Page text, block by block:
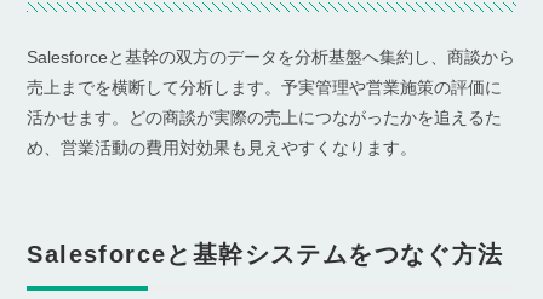
Salesforceと基幹の双方のデータを分析基盤へ集約し、商談から
売上までを横断して分析します。予実管理や営業施策の評価に
活かせます。どの商談が実際の売上につながったかを追えるた
め、営業活動の費用対効果も見えやすくなります。
Salesforceと基幹システムをつなぐ方法